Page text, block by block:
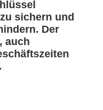
sichern und
Der
auch